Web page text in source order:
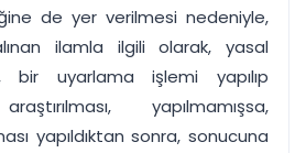
de yer verilmesi nedeniyle,
ilamla ilgili olarak, yasal
bir uyarlama işlemi yapılıp
yapılmamışsa,
yapıldıktan sonra, sonucuna